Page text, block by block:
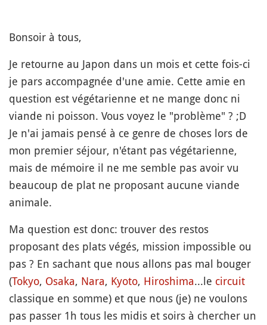
Bonsoir à tous,
Je retourne au Japon dans un mois et cette fois-ci
je pars accompagnée d'une amie. Cette amie en
question est végétarienne et ne mange donc ni
viande ni poisson. Vous voyez le "problème" ? ;D
Je n'ai jamais pensé à ce genre de choses lors de
mon premier séjour, n'étant pas végétarienne,
mais de mémoire il ne me semble pas avoir vu
beaucoup de plat ne proposant aucune viande
animale.
Ma question est donc: trouver des restos
proposant des plats végés, mission impossible ou
pas ? En sachant que nous allons pas mal bouger
(Tokyo, Osaka, Nara, Kyoto, Hiroshima...le circuit
classique en somme) et que nous (je) ne voulons
pas passer 1h tous les midis et soirs à chercher un